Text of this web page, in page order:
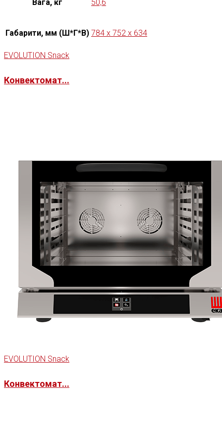
Вага, кг 50,6
Габарити, мм (Ш*Г*В) 784 x 752 x 634
EVOLUTION Snack
Конвектомат...
EVOLUTION Snack
Конвектомат...